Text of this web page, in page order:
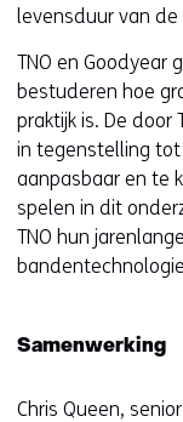
levensduur van
TNO en
bestuderen hoe
praktijk is. De door
in tegenstelling tot
aanpasbaar en te
spelen in dit
TNO hun
Samenwerking
Chris Queen,